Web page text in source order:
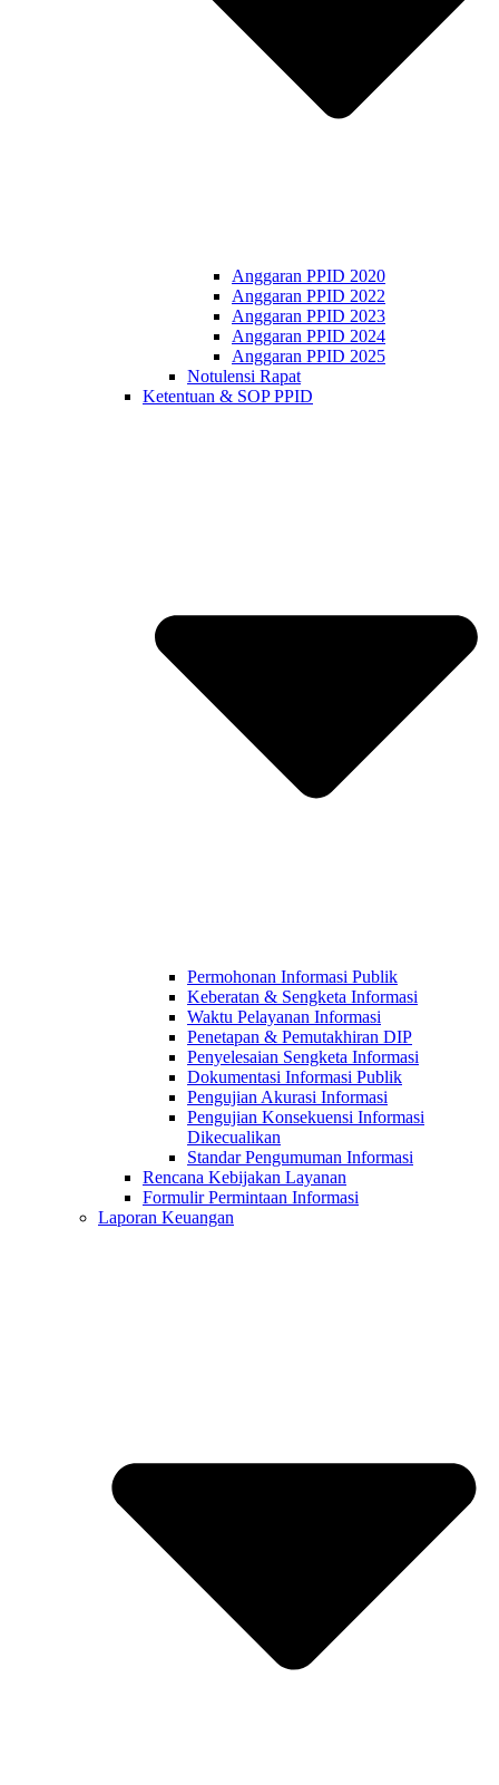
Anggaran PPID 2020
Anggaran PPID 2022
Anggaran PPID 2023
Anggaran PPID 2024
Anggaran PPID 2025
Notulensi Rapat
Ketentuan & SOP PPID
Permohonan Informasi Publik
Keberatan & Sengketa Informasi
Waktu Pelayanan Informasi
Penetapan & Pemutakhiran DIP
Penyelesaian Sengketa Informasi
Dokumentasi Informasi Publik
Pengujian Akurasi Informasi
Pengujian Konsekuensi Informasi
Dikecualikan
Standar Pengumuman Informasi
Rencana Kebijakan Layanan
Formulir Permintaan Informasi
Laporan Keuangan